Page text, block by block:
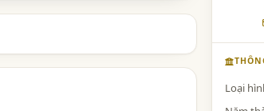
Loại